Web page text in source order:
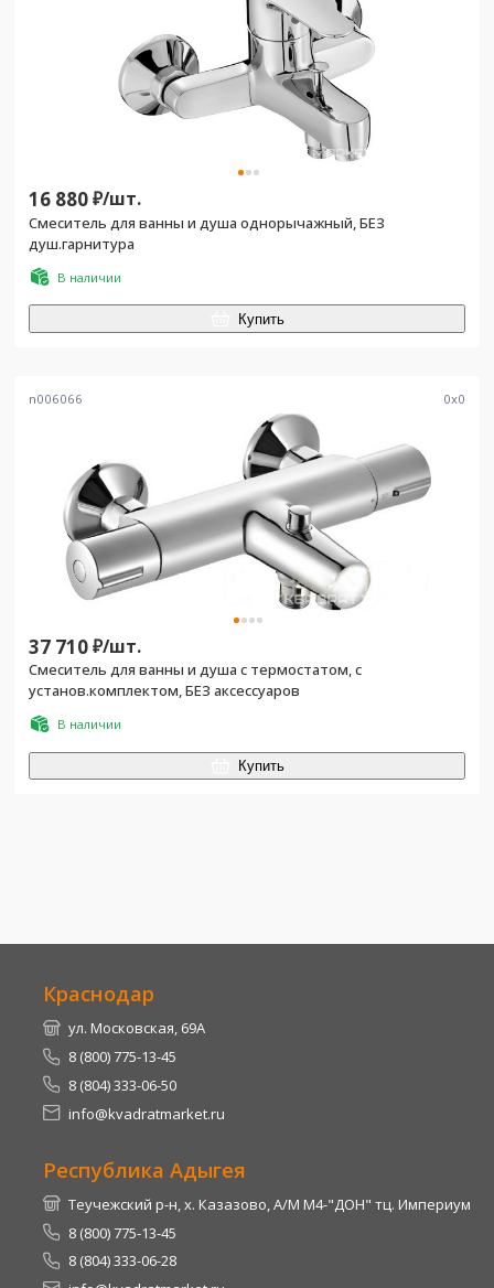
16 880₽/шт.
Смеситель для ванны и душа однорычажный, БЕЗ
душ.гарнитура
В наличии
Купить
n006066 0x0
37 710₽/шт.
Смеситель для ванны и душа c термостатом, с
установ.комплектом, БЕЗ аксессуаров
В наличии
Купить
Краснодар
ул. Московская, 69А
8 (800) 775-13-45
8 (804) 333-06-50
info@kvadratmarket.ru
Республика Адыгея
Теучежский р-н, х. Казазово, А/М М4-"ДОН" тц. Империум
8 (800) 775-13-45
8 (804) 333-06-28